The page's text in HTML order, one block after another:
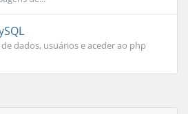
dados, usuários e aceder ao php